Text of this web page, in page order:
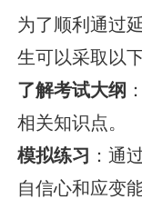
为了顺利通过
生可以采取以
了解考试大纲
相关知识点。
模拟练习 ：通
自信心和应变能